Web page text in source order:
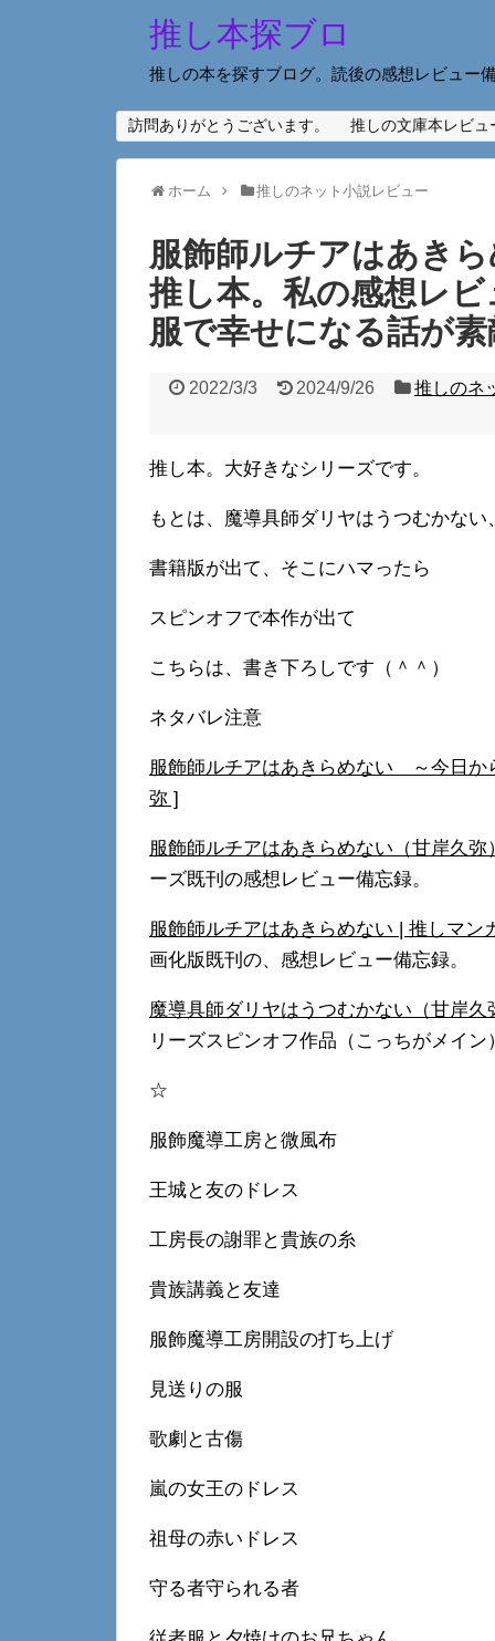
推し本探ブロ
推しの本を探すブログ。読後の感想レビュー
訪問ありがとうございます。 推しの文庫本レビュ
ホーム 推しのネット小説レビュー
服飾師ルチアはあき
推し本。私の感想レ
服で幸せになる話が素
2022/3/3 2024/9/26 推しのネ
推し本。大好きなシリーズです。
もとは、魔導具師ダリヤはうつむかな
書籍版が出て、そこにハマったら
スピンオフで本作が出て
こちらは、書き下ろしです（＾＾）
ネタバレ注意
服飾師ルチアはあきらめない ～今日か
弥 ]
服飾師ルチアはあきらめない（甘岸久
ーズ既刊の感想レビュー備忘録。
服飾師ルチアはあきらめない | 推しマン
画化版既刊の、感想レビュー備忘録。
魔導具師ダリヤはうつむかない（甘岸
リーズスピンオフ作品（こっちがメイ
☆
服飾魔導工房と微風布
王城と友のドレス
工房長の謝罪と貴族の糸
貴族講義と友達
服飾魔導工房開設の打ち上げ
見送りの服
歌劇と古傷
嵐の女王のドレス
祖母の赤いドレス
守る者守られる者